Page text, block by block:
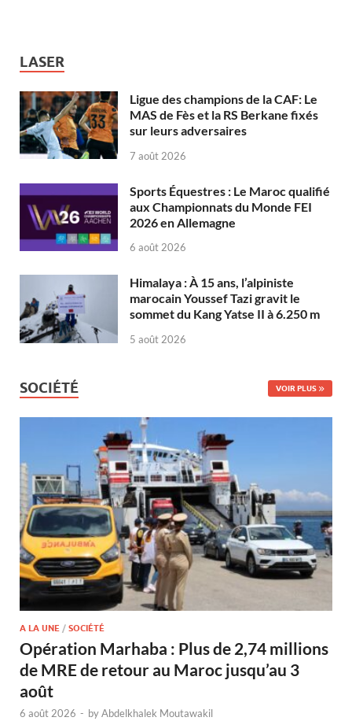
LASER
Ligue des champions de la CAF: Le
MAS de Fès et la RS Berkane fixés
sur leurs adversaires
7 août 2026
Sports Équestres : Le Maroc qualifié
aux Championnats du Monde FEI
2026 en Allemagne
6 août 2026
Himalaya : À 15 ans, l’alpiniste
marocain Youssef Tazi gravit le
sommet du Kang Yatse II à 6.250 m
5 août 2026
SOCIÉTÉ VOIR PLUS
A LA UNE / SOCIÉTÉ
Opération Marhaba : Plus de 2,74 millions
de MRE de retour au Maroc jusqu’au 3
août
6 août 2026 - byAbdelkhalek Moutawakil